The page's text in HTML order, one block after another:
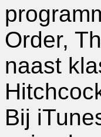
Order,
naast
Bij